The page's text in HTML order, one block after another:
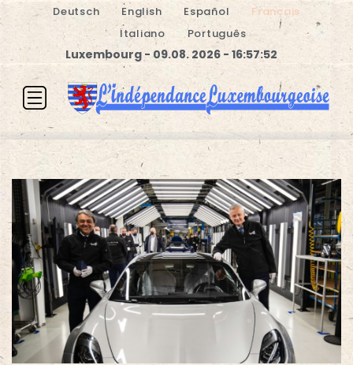
Deutsch English Español
Français
Italiano
Português
Luxembourg - 09.08. 2026 - 16:57:53